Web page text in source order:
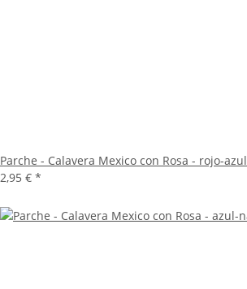
Parche - Calavera Mexico con Rosa - rojo-azul
2,95 € *